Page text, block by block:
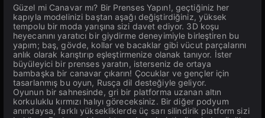
Güzel mi Canavar mı? Bir Prenses Yapın!, geçtiğiniz her
kapıyla modelinizi baştan aşağı değiştirdiğiniz, yüksek
tempolu bir moda yarışına sizi davet ediyor. 3D koşu
heyecanını yaratıcı bir giydirme deneyimiyle birleştiren bu
yapım; baş, gövde, kollar ve bacaklar gibi vücut parçalarını
anlık olarak karıştırıp eşleştirmenize olanak tanıyor. İster
büyüleyici bir prenses yaratın, isterseniz de ortaya
bambaşka bir canavar çıkarın! Çocuklar ve gençler için
tasarlanmış bu oyun, Rusça dil desteğiyle geliyor.
Oyunun bir sahnesinde, gri bir platforma uzanan altın
korkuluklu kırmızı halıyı göreceksiniz. Bir diğer podyum
anındaysa, farklı yüksekliklerde üç sarı silindirik platform sizi